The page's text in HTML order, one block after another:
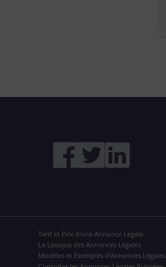
Tarif et Prix d'une Annonce Légale
Le Lexique des Annonces Légales
Modèles et Exemples d'Annonces Légales